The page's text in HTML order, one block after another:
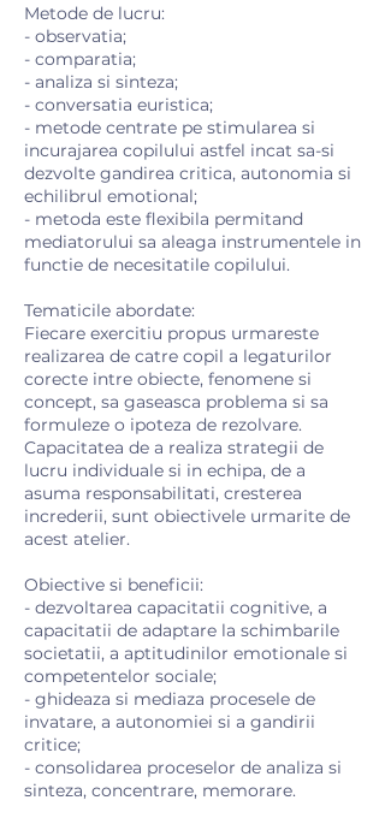
Metode de lucru:
- observatia;
- comparatia;
- analiza si sinteza;
- conversatia euristica;
- metode centrate pe stimularea si
incurajarea copilului astfel incat sa-si
dezvolte gandirea critica, autonomia si
echilibrul emotional;
- metoda este flexibila permitand
mediatorului sa aleaga instrumentele in
functie de necesitatile copilului.
Tematicile abordate:
Fiecare exercitiu propus urmareste
realizarea de catre copil a legaturilor
corecte intre obiecte, fenomene si
concept, sa gaseasca problema si sa
formuleze o ipoteza de rezolvare.
Capacitatea de a realiza strategii de
lucru individuale si in echipa, de a
asuma responsabilitati, cresterea
increderii, sunt obiectivele urmarite de
acest atelier.
Obiective si beneficii:
- dezvoltarea capacitatii cognitive, a
capacitatii de adaptare la schimbarile
societatii, a aptitudinilor emotionale si
competentelor sociale;
- ghideaza si mediaza procesele de
invatare, a autonomiei si a gandirii
critice;
- consolidarea proceselor de analiza si
sinteza, concentrare, memorare.